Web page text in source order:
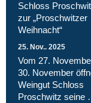
Schloss
zur „Proschwitzer
Weihnacht“
25. Nov.. 2025
Vom 27.
30. November
Weingut Schloss
Proschwitz seine